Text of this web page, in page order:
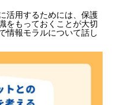
活用するためには、保護
をもっておくことが大切
情報モラルについて話し